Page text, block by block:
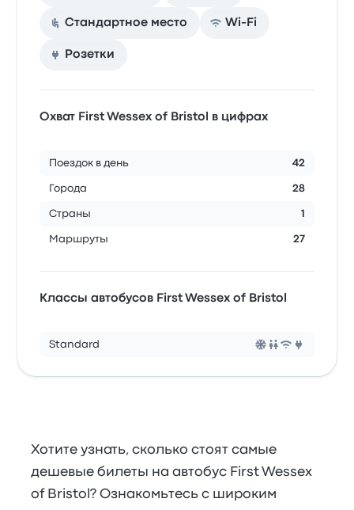
Стандартное место Wi-Fi
Розетки
Охват First Wessex of Bristol в цифрах
Поездок в день 42
Города 28
Страны 1
Маршруты 27
Классы автобусов First Wessex of Bristol
Standard
Хотите узнать, сколько стоят самые
дешевые билеты на автобус First Wessex
of Bristol? Ознакомьтесь с широким